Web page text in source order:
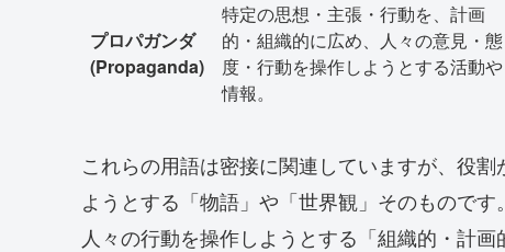
プロパガンダ
(Propaganda)
特定の思想・主張・行動を、計画
的・組織的に広め、人々の意見・態
度・行動を操作しようとする活動や
情報。
これらの用語は密接に関連していますが、役割
ようとする「物語」や「世界観」そのものです。
人々の行動を操作しようとする「組織的・計画